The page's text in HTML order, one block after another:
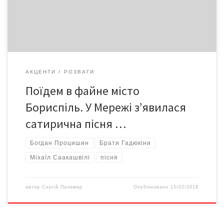
АКЦЕНТИ РОЗВАГИ
Поїдем в файне місто
Бориспіль. У Мережі з’явилася
сатирична пісня …
Богдан Процишин Брати Гадюкіни
Міхаїл Саакашвілі пісня
автор Сергій Паламар Опубліковано 15/02/2018